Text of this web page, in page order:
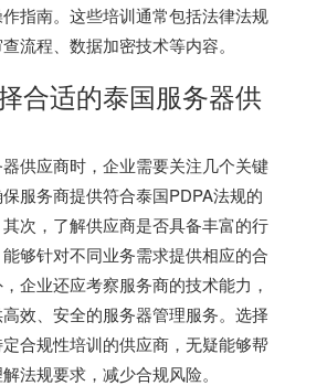
指南。这些培训通常包括法律法规
流程、数据加密技术等内容。
合适的泰国服务器供
供应商时，企业需要关注几个关键
服务商提供符合泰国PDPA法规的
次，了解供应商是否具备丰富的行
够针对不同业务需求提供相应的合
企业还应考察服务商的技术能力，
效、安全的服务器管理服务。选择
合规性培训的供应商，无疑能够帮
法规要求，减少合规风险。